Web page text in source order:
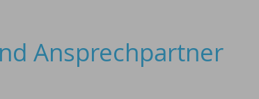
Ansprechpartner